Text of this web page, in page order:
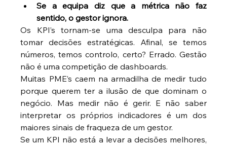
Se a equipa diz que a métrica não faz
sentido, o gestor ignora.
Os KPI’s tornam-se uma desculpa para não
tomar decisões estratégicas. Afinal, se temos
números, temos controlo, certo? Errado. Gestão
não é uma competição de dashboards.
Muitas PME’s caem na armadilha de medir tudo
porque querem ter a ilusão de que dominam o
negócio. Mas medir não é gerir. E não saber
interpretar os próprios indicadores é um dos
maiores sinais de fraqueza de um gestor.
Se um KPI não está a levar a decisões melhores,